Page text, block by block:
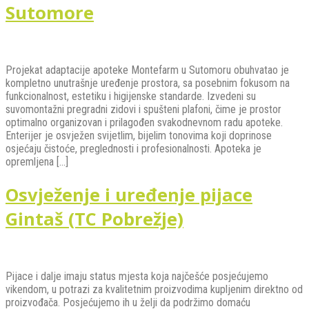
Sutomore
Projekat adaptacije apoteke Montefarm u Sutomoru obuhvatao je
kompletno unutrašnje uređenje prostora, sa posebnim fokusom na
funkcionalnost, estetiku i higijenske standarde. Izvedeni su
suvomontažni pregradni zidovi i spušteni plafoni, čime je prostor
optimalno organizovan i prilagođen svakodnevnom radu apoteke.
Enterijer je osvježen svijetlim, bijelim tonovima koji doprinose
osjećaju čistoće, preglednosti i profesionalnosti. Apoteka je
opremljena […]
Osvježenje i uređenje pijace
Gintaš (TC Pobrežje)
Pijace i dalje imaju status mjesta koja najčešće posjećujemo
vikendom, u potrazi za kvalitetnim proizvodima kupljenim direktno od
proizvođača. Posjećujemo ih u želji da podržimo domaću